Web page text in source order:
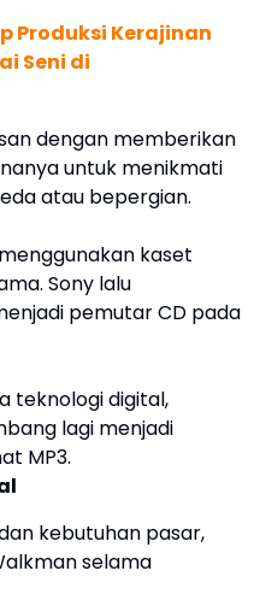
Produksi Kerajinan
Seni di
dengan memberikan
untuk menikmati
atau bepergian.
kaset
Sony lalu
pemutar CD pada
teknologi digital,
lagi menjadi
MP3.
kebutuhan pasar,
selama